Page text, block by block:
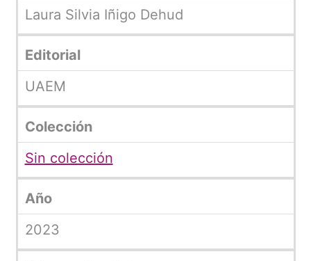
Laura Silvia Iñigo Dehud
Editorial
UAEM
Colección
Sin colección
Año
2023